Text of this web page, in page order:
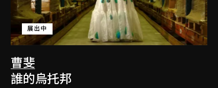
曹斐
展出中
誰的烏托邦